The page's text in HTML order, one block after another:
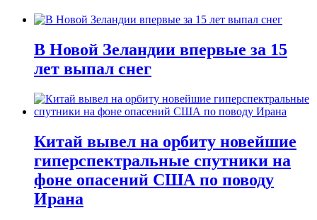
В Новой Зеландии впервые за 15
лет выпал снег
Китай вывел на орбиту новейшие
гиперспектральные спутники на
фоне опасений США по поводу
Ирана